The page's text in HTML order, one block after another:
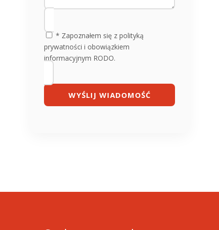
* Zapoznałem się z polityką
prywatności i obowiązkiem
informacyjnym RODO.